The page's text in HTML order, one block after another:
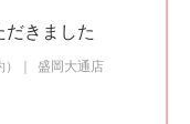
だきました
盛岡大通店